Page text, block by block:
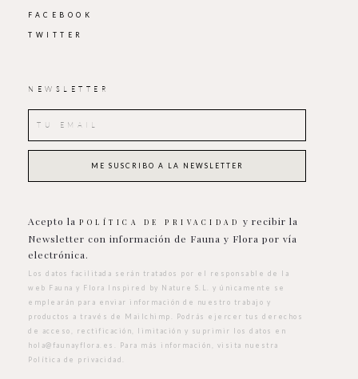
FACEBOOK
TWITTER
NEWSLETTER
Acepto la POLÍTICA DE PRIVACIDAD
y recibir la
Newsletter con información de Fauna y Flora por vía
electrónica.
Los datos facilitada serán tratados por el responsable de la
web Fauna y Flora Inspired by Nature S.L. y únicamente se
emplearán para enviar información de nuestro trabajo y
productos a través de Mailchimp. Podrás ejercer tus derechos
de acceso, rectificación, limitación y suprimir los datos en
hola@faunayflora.es
. Para más información, visita nuestra
Política de privacidad